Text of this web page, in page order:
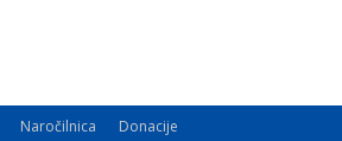
Naročilnica Donacije